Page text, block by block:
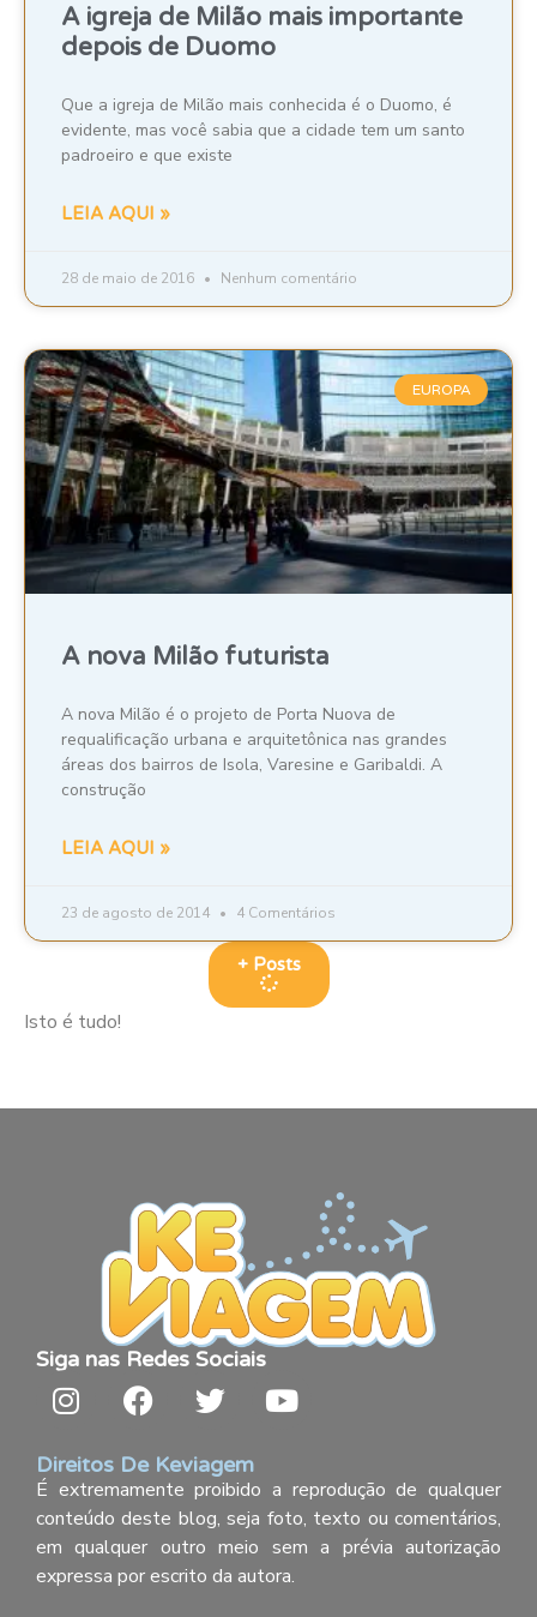
A igreja de Milão mais importante
depois de Duomo
Que a igreja de Milão mais conhecida é o Duomo, é
evidente, mas você sabia que a cidade tem um santo
padroeiro e que existe
LEIA AQUI »
28 de maio de 2016 Nenhum comentário
EUROPA
A nova Milão futurista
A nova Milão é o projeto de Porta Nuova de
requalificação urbana e arquitetônica nas grandes
áreas dos bairros de Isola, Varesine e Garibaldi. A
construção
LEIA AQUI »
23 de agosto de 2014 4 Comentários
+ Posts
Isto é tudo!
Siga nas Redes Sociais
Direitos De Keviagem
É extremamente proibido a reprodução de qualquer
conteúdo deste blog, seja foto, texto ou comentários,
em qualquer outro meio sem a prévia autorização
expressa por escrito da autora.